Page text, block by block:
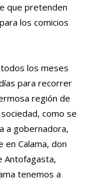
que pretenden
los comicios
los meses
para recorrer
región de
como se
a gobernadora,
en Calama, don
Antofagasta,
tenemos a